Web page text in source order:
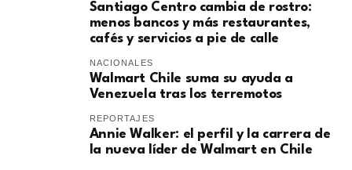
Santiago Centro cambia de rostro:
menos bancos y más restaurantes,
cafés y servicios a pie de calle
NACIONALES
Walmart Chile suma su ayuda a
Venezuela tras los terremotos
REPORTAJES
Annie Walker: el perfil y la carrera de
la nueva líder de Walmart en Chile